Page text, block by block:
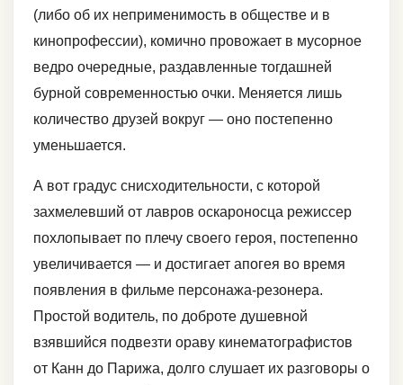
(либо об их неприменимость в обществе и в
кинопрофессии), комично провожает в мусорное
ведро очередные, раздавленные тогдашней
бурной современностью очки. Меняется лишь
количество друзей вокруг — оно постепенно
уменьшается.
А вот градус снисходительности, с которой
захмелевший от лавров оскароносца режиссер
похлопывает по плечу своего героя, постепенно
увеличивается — и достигает апогея во время
появления в фильме персонажа-резонера.
Простой водитель, по доброте душевной
взявшийся подвезти ораву кинематографистов
от Канн до Парижа, долго слушает их разговоры о